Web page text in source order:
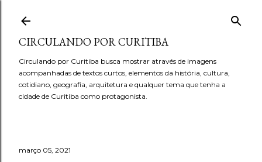
CIRCULANDO POR CURITIBA
Circulando por Curitiba busca mostrar através de imagens
acompanhadas de textos curtos, elementos da história, cultura,
cotidiano, geografia, arquitetura e qualquer tema que tenha a
cidade de Curitiba como protagonista.
março 05, 2021